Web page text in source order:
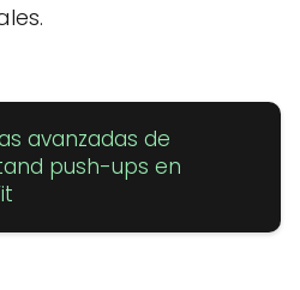
avanzadas de
push-ups en